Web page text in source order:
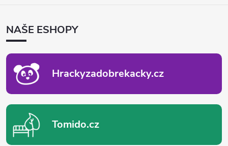
ANAŠE ESHOPY
Hrackyzadobrekacky.cz
Tomido.cz